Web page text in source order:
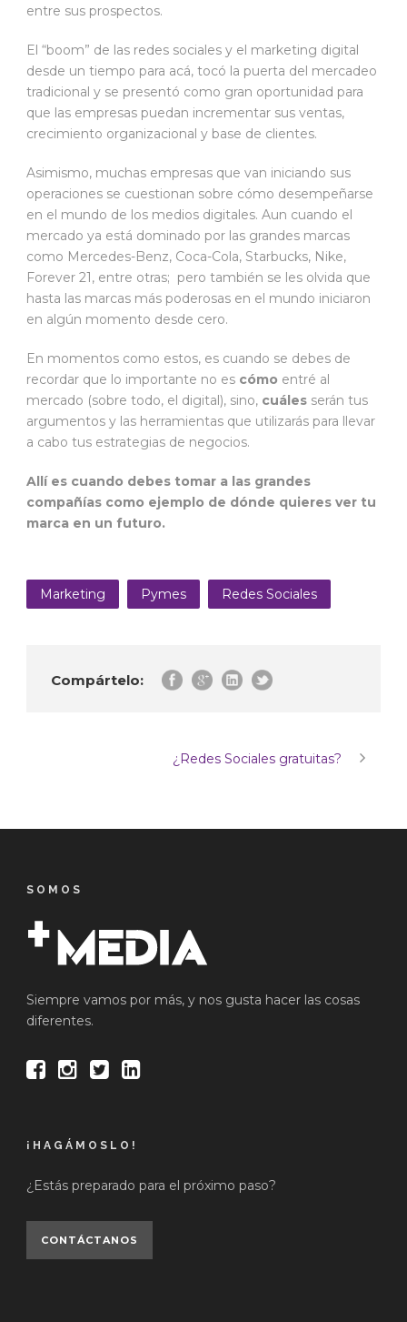
entre sus prospectos.
El “boom” de las redes sociales y el marketing digital
desde un tiempo para acá, tocó la puerta del mercadeo
tradicional y se presentó como gran oportunidad para
que las empresas puedan incrementar sus ventas,
crecimiento organizacional y base de clientes.
Asimismo, muchas empresas que van iniciando sus
operaciones se cuestionan sobre cómo desempeñarse
en el mundo de los medios digitales. Aun cuando el
mercado ya está dominado por las grandes marcas
como Mercedes-Benz, Coca-Cola, Starbucks, Nike,
Forever 21, entre otras; pero también se les olvida que
hasta las marcas más poderosas en el mundo iniciaron
en algún momento desde cero.
En momentos como estos, es cuando se debes de
recordar que lo importante no es cómo entré al
mercado (sobre todo, el digital), sino, cuáles serán tus
argumentos y las herramientas que utilizarás para llevar
a cabo tus estrategias de negocios.
Allí es cuando debes tomar a las grandes
compañías como ejemplo de dónde quieres ver tu
marca en un futuro.
Marketing Pymes Redes Sociales
Compártelo:
¿Redes Sociales gratuitas?
SOMOS
Siempre vamos por más, y nos gusta hacer las cosas
diferentes.
¡HAGÁMOSLO!
¿Estás preparado para el próximo paso?
CONTÁCTANOS